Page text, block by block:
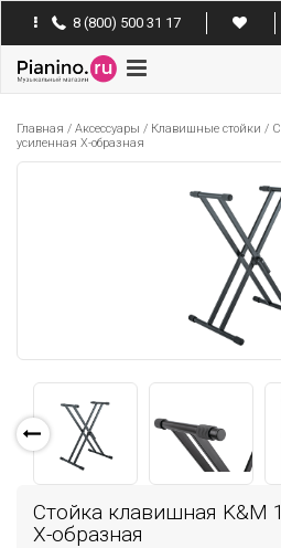
8 (800) 500 31 17
Pianino
Главная / Аксессуары / Клавишные стойки /
усиленная X-образная
Стойка клавишная K&M
X-образная